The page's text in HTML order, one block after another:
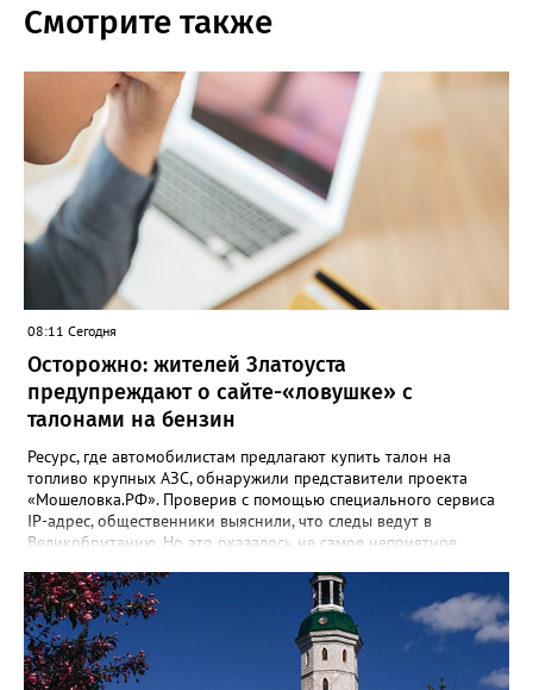
Смотрите также
08:11 Сегодня
Осторожно: жителей Златоуста
предупреждают о сайте-«ловушке» с
талонами на бензин
Ресурс, где автомобилистам предлагают купить талон на
топливо крупных АЗС, обнаружили представители проекта
«Мошеловка.РФ». Проверив с помощью специального сервиса
IP-адрес, общественники выяснили, что следы ведут в
Великобританию. Но это оказалось не самое неприятное
Единственный рабочий элемент страницы — это форма
выбора объема топлива на 10, 50 или 100 литров с
последующим переходом к оплате. А значит, это классическая
ловушка мошенников», - сообщил руководитель Народного
фронта в Челябинской области Денис Рыжий. Активисты